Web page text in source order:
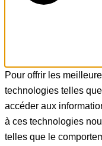
Pour offrir les
technologies telles
accéder aux
à ces technologies
telles que le